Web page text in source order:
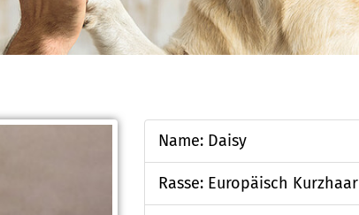
Name: Daisy
Rasse: Europäisch Kurzhaar